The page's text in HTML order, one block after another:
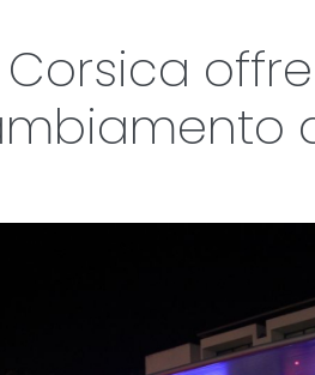
Corsica